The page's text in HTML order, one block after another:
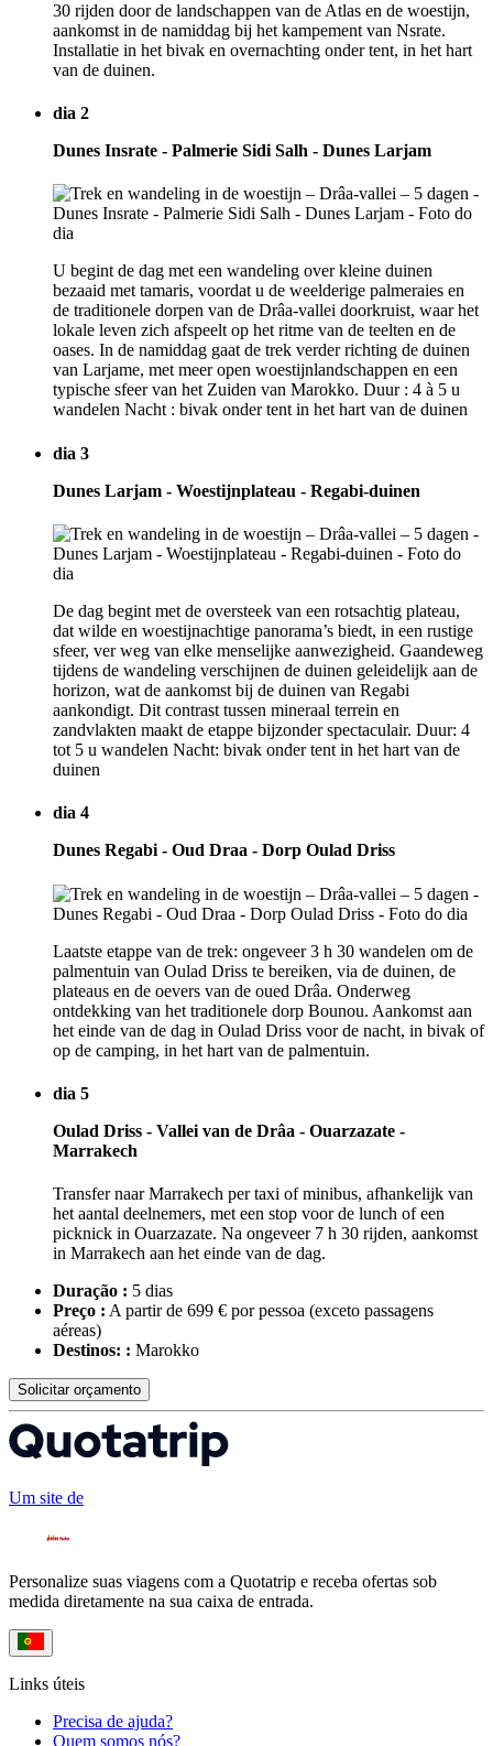
30 rijden door de landschappen van de Atlas en de woestijn,
aankomst in de namiddag bij het kampement van Nsrate.
Installatie in het bivak en overnachting onder tent, in het hart
van de duinen.
dia 2
Dunes Insrate - Palmerie Sidi Salh - Dunes Larjam
U begint de dag met een wandeling over kleine duinen
bezaaid met tamaris, voordat u de weelderige palmeraies en
de traditionele dorpen van de Drâa-vallei doorkruist, waar het
lokale leven zich afspeelt op het ritme van de teelten en de
oases. In de namiddag gaat de trek verder richting de duinen
van Larjame, met meer open woestijnlandschappen en een
typische sfeer van het Zuiden van Marokko. Duur : 4 à 5 u
wandelen Nacht : bivak onder tent in het hart van de duinen
dia 3
Dunes Larjam - Woestijnplateau - Regabi-duinen
De dag begint met de oversteek van een rotsachtig plateau,
dat wilde en woestijnachtige panorama’s biedt, in een rustige
sfeer, ver weg van elke menselijke aanwezigheid. Gaandeweg
tijdens de wandeling verschijnen de duinen geleidelijk aan de
horizon, wat de aankomst bij de duinen van Regabi
aankondigt. Dit contrast tussen mineraal terrein en
zandvlakten maakt de etappe bijzonder spectaculair. Duur: 4
tot 5 u wandelen Nacht: bivak onder tent in het hart van de
duinen
dia 4
Dunes Regabi - Oud Draa - Dorp Oulad Driss
Laatste etappe van de trek: ongeveer 3 h 30 wandelen om de
palmentuin van Oulad Driss te bereiken, via de duinen, de
plateaus en de oevers van de oued Drâa. Onderweg
ontdekking van het traditionele dorp Bounou. Aankomst aan
het einde van de dag in Oulad Driss voor de nacht, in bivak of
op de camping, in het hart van de palmentuin.
dia 5
Oulad Driss - Vallei van de Drâa - Ouarzazate -
Marrakech
Transfer naar Marrakech per taxi of minibus, afhankelijk van
het aantal deelnemers, met een stop voor de lunch of een
picknick in Ouarzazate. Na ongeveer 7 h 30 rijden, aankomst
in Marrakech aan het einde van de dag.
Duração : 5 dias
Preço : A partir de 699 € por pessoa (exceto passagens
aéreas)
Destinos: : Marokko
Solicitar orçamento
Um site de
Personalize suas viagens com a Quotatrip e receba ofertas sob
medida diretamente na sua caixa de entrada.
Links úteis
Precisa de ajuda?
Quem somos nós?